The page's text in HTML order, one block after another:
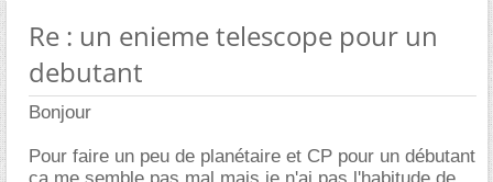
Re : un enieme telescope pour un
debutant
Bonjour
Pour faire un peu de planétaire et CP pour un débutant